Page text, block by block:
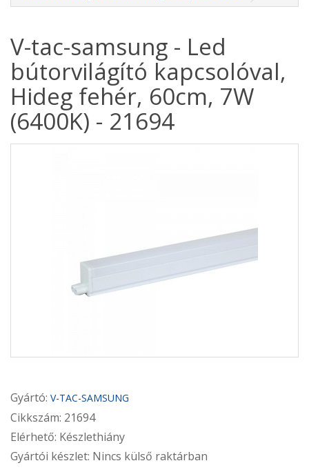
V-tac-samsung - Led
bútorvilágító kapcsolóval,
Hideg fehér, 60cm, 7W
(6400K) - 21694
Gyártó: V-TAC-SAMSUNG
Cikkszám: 21694
Elérhető: Készlethiány
Gyártói készlet: Nincs külső raktárban